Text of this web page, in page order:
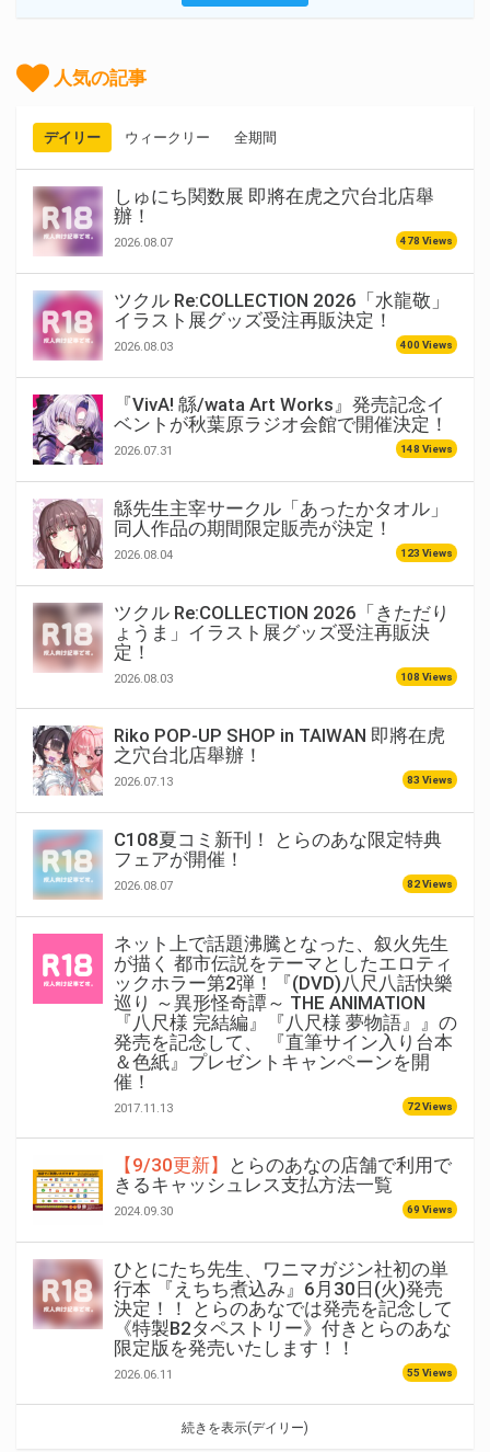
人気の記事
デイリー ウィークリー 全期間
しゅにち関数展 即將在虎之穴台北店舉
辦！
2026.08.07 478 Views
ツクル Re:COLLECTION 2026「水龍敬」
イラスト展グッズ受注再販決定！
2026.08.03 400 Views
『VivA! 緜/wata Art Works』発売記念イ
ベントが秋葉原ラジオ会館で開催決定！
2026.07.31 148 Views
緜先生主宰サークル「あったかタオル」
同人作品の期間限定販売が決定！
2026.08.04 123 Views
ツクル Re:COLLECTION 2026「きただり
ょうま」イラスト展グッズ受注再販決
定！
2026.08.03 108 Views
Riko POP-UP SHOP in TAIWAN 即將在虎
之穴台北店舉辦！
2026.07.13 83 Views
C108夏コミ新刊！ とらのあな限定特典
フェアが開催！
2026.08.07 82 Views
ネット上で話題沸騰となった、叙火先生
が描く 都市伝説をテーマとしたエロティ
ックホラー第2弾！『(DVD)八尺八話快樂
巡り ～異形怪奇譚～ THE ANIMATION
『八尺様 完結編』『八尺様 夢物語』』の
発売を記念して、 『直筆サイン入り台本
＆色紙』プレゼントキャンペーンを開
催！
2017.11.13 72 Views
【9/30更新】
とらのあなの店舗で利用で
きるキャッシュレス支払方法一覧
2024.09.30 69 Views
ひとにたち先生、ワニマガジン社初の単
行本 『えちち煮込み』6月30日(火)発売
決定！！ とらのあなでは発売を記念して
《特製B2タペストリー》付きとらのあな
限定版を発売いたします！！
2026.06.11 55 Views
続きを表示(デイリー)